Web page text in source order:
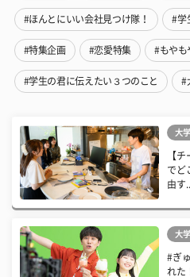
#ほんとにいい会社見つけ隊！ #学
#特集企画 #恋愛特集 #もやも
#学生の君に伝えたい３つのこと #
大
【
でど
由す...
大
#ぎ
れた